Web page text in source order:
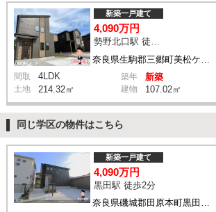
新築一戸建て
4,090万円
勢野北口駅 徒歩11分
間取 4LDK 築年 新築
土地 214.32㎡ 建物 107.02㎡
同じ学区の物件はこちら
奈良県磯城郡田原本町黒田285-1付近
新築一戸建て
4,090万円
黒田駅 徒歩2分